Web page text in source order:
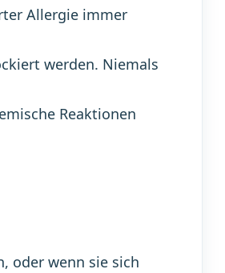
Allergie immer
werden. Niemals
Reaktionen
oder wenn sie sich